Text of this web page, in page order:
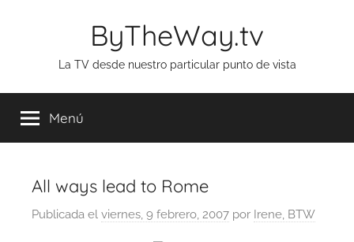
ByTheWay.tv
La TV desde nuestro particular punto de vista
Menú
All ways lead to Rome
Publicada el viernes, 9 febrero, 2007 por Irene, BTW